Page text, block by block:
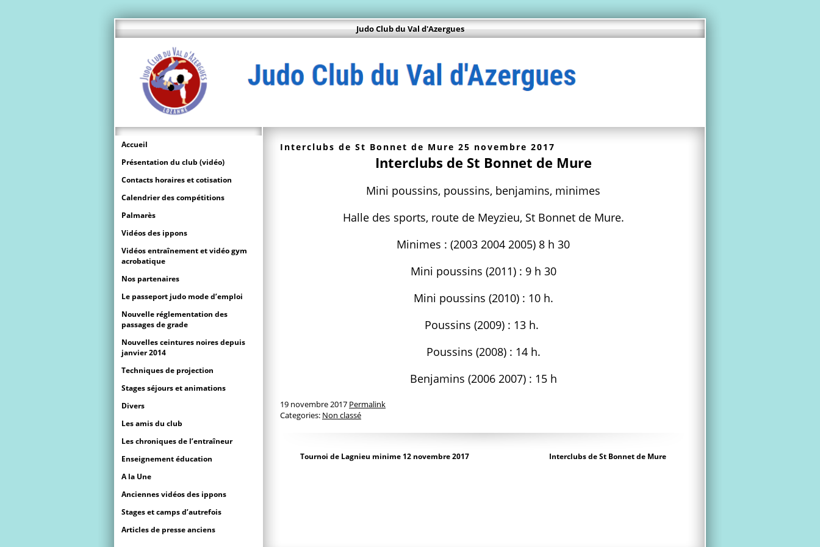
Judo Club du Val d'Azergues
Interclubs de St Bonnet de Mure 25 novembre 2017
Interclubs de St Bonnet de Mure
Mini poussins, poussins, benjamins, minimes
Halle des sports, route de Meyzieu, St Bonnet de Mure.
Minimes : (2003 2004 2005) 8 h 30
Mini poussins (2011) : 9 h 30
Mini poussins (2010) : 10 h.
Poussins (2009) : 13 h.
Poussins (2008) : 14 h.
Benjamins (2006 2007) : 15 h
19 novembre 2017 Permalink
Categories: Non classé
Tournoi de Lagnieu minime 12 novembre 2017 Interclubs de St Bonnet de Mure
Accueil
Présentation du club (vidéo)
Contacts horaires et cotisation
Calendrier des compétitions
Palmarès
Vidéos des ippons
Vidéos entraînement et vidéo gym
acrobatique
Nos partenaires
Le passeport judo mode d’emploi
Nouvelle réglementation des
passages de grade
Nouvelles ceintures noires depuis
janvier 2014
Techniques de projection
Stages séjours et animations
Divers
Les amis du club
Les chroniques de l’entraîneur
Enseignement éducation
A la Une
Anciennes vidéos des ippons
Stages et camps d’autrefois
Articles de presse anciens